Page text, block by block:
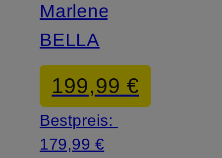
Marlenehose
BELLA
199,99 €
Bestpreis:
179,99 €